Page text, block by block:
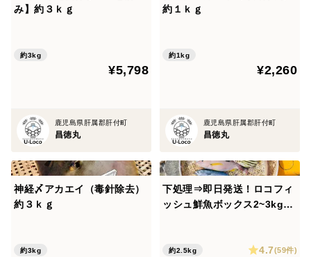
み】約３ｋｇ
約3kg
¥5,798
鹿児島県肝属郡肝付町
昌徳丸
約１ｋｇ
約1kg
¥2,260
鹿児島県肝属郡肝付町
昌徳丸
神経〆アカエイ（毒針除去）
約３ｋｇ
約3kg
下処理⇒即日発送！ロコフィ
ッシュ鮮魚ボックス2~3kg
約2.5kg 4.7(59件)